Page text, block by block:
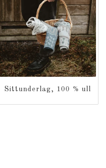
Sittunderlag, 100 % ull